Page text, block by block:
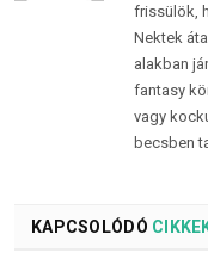
frissülök,
Nektek
alakban
fantasy
vagy
becsben
KAPCSOLÓDÓ